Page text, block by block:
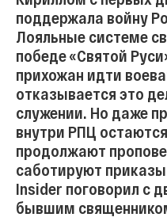
поддержала войну
Лояльные системе
победе «Святой
прихожан идти
отказывается это
служении. Но даже
внутри РПЦ
продолжают
саботируют
Insider поговорил с
бывшим